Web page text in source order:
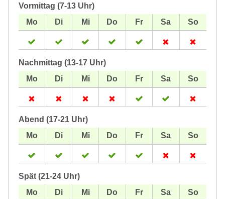
Vormittag (7-13 Uhr)
Nachmittag (13-17 Uhr)
Abend (17-21 Uhr)
Spät (21-24 Uhr)